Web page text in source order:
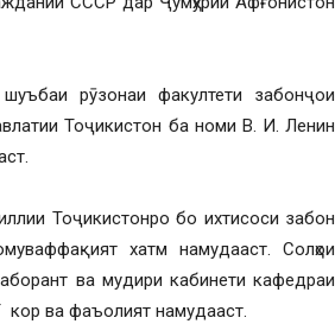
рӯзонаи факултети забонҷои
Тоҷикистон ба номи В. И. Ленин
Тоҷикистонро бо ихтисоси забон
хатм намудааст. Солҳои
ва мудири кабинети кафедраи
ва фаъолият намудааст.